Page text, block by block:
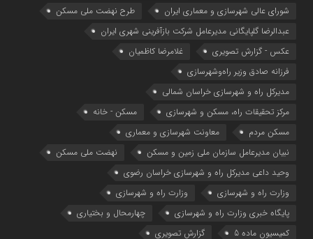
شوراي عالي شهرسازی و معماري ايران
طرح نهضت ملی مسکن
عبدالرضا گلپایگانی مدیرعامل شرکت بازآفرینی شهری ایران
عکس - گزارش تصویری
غلامرضا کاظمیان
فرزانه صادق وزیر راه‌وشهرسازی
مدیرکل راه و شهرسازی خراسان شمالی
مرکز تحقیقات راه، مسکن و شهرسازی
مسکن - خانه
مسکن مردم
معاونت شهرسازي و معماري
نبیان مدیرعامل سازمان ملی زمین و مسکن
نهضت ملی مسکن
وحید داعی مدیرکل راه و شهرسازی خراسان رضوی
وزارت راه و شهرسازي
وزارت راه و شهرسازی
پایگاه خبری وزارت راه و شهرسازی
چهارمحال و بختیاری
کمیسیون ماده 5
گزارش تصویری